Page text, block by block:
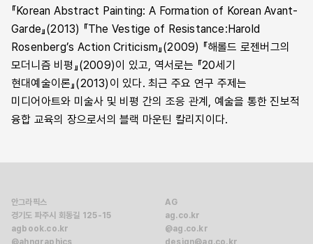
『Korean Abstract Painting: A Formation of Korean Avant-
Garde』(2013) 『The Vestige of Resistance:Harold
Rosenberg’s Action Criticism』(2009) 『해롤드 로젠버그의
모더니즘 비평』(2009)이 있고, 역서로는 『20세기
현대예술이론』(2013)이 있다. 최근 주요 연구 주제는
미디어아트와 미술사 및 비평 간의 조응 관계, 예술을 통한 진보적
융합 교육의 장으로서의 블랙 마운틴 칼리지이다.
안그라픽스
경기도 파주시 회동길 125-15
agbook.co.kr
@ahngraphics
AG
ag.co.kr
@ag.co.kr
design@ag.co.kr